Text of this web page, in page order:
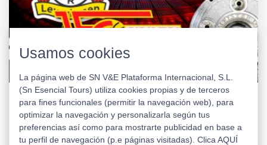
BAYER 04 LEVERKUSEN vs UNION BERLÍN
BUNDESLIGA ALEMANIA
LEVERKUSEN
Usamos cookies
La página web de SN V&E Plataforma Internacional, S.L.
(Sn Esencial Tours) utiliza cookies propias y de terceros
para fines funcionales (permitir la navegación web), para
optimizar la navegación y personalizarla según tus
preferencias así como para mostrarte publicidad en base a
tu perfil de navegación (p.e páginas visitadas). Clica AQUÍ